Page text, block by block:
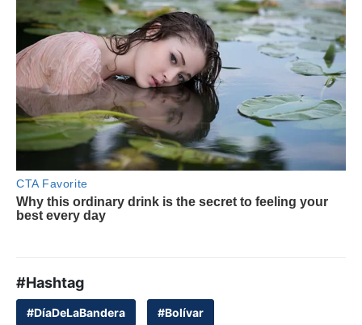
#Hashtag
#DíaDeLaBandera #Bolívar